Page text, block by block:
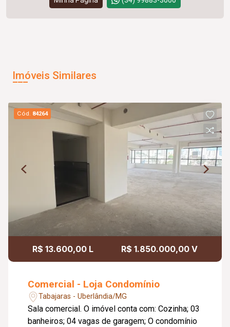
Imóveis Similares
Cód. 84264
R$ 13.600,00 L R$ 1.850.000,00 V
Comercial - Loja Condomínio
Tabajaras - Uberlândia/MG
Sala comercial. O imóvel conta com: Cozinha; 03
banheiros; 04 vagas de garagem; O condomínio